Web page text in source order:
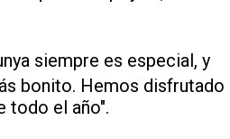
siempre es especial, y
bonito. Hemos disfrutado
todo el año".